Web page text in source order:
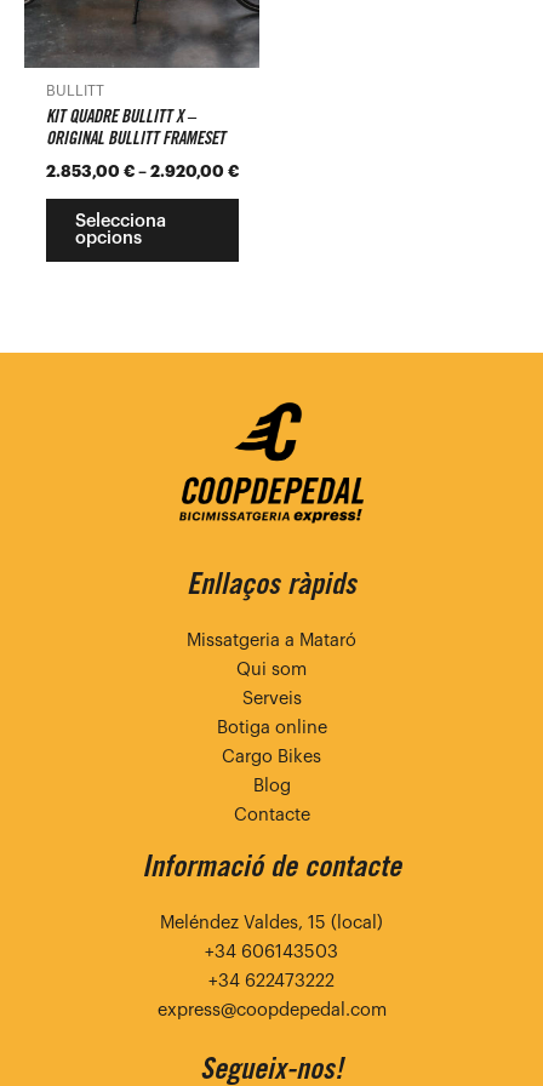
BULLITT
KIT QUADRE BULLITT X –
ORIGINAL BULLITT FRAMESET
2.853,00 €– 2.920,00 €
Selecciona
opcions
opcions
es
la
Enllaços ràpids
Missatgeria a Mataró
Qui som
Serveis
Botiga online
Cargo Bikes
Blog
Contacte
Informació de contacte
Meléndez Valdes, 15 (local)
+34 606143503
+34 622473222
express@coopdepedal.com
Segueix-nos!